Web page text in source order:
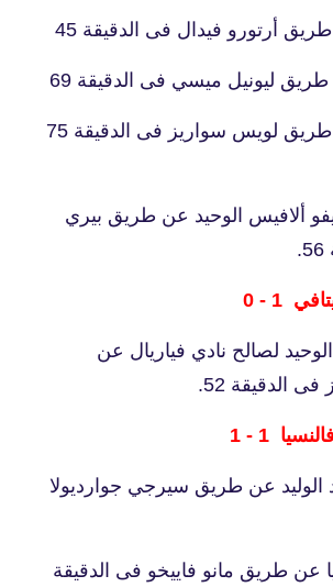
أرتورو فيدال فى الدقيقة 45
ليونيل ميسي فى الدقيقة 69
الهدف الرابع عن طريق لويس سواريز فى الدقيقة 75
ألافيس الوحيد عن طريق بيري
لصالح نادي فياريال عن
الدقيقة 52.
الوليد عن طريق سيرجي جوارديولا
عن طريق مانو فاييخو فى الدقيقة